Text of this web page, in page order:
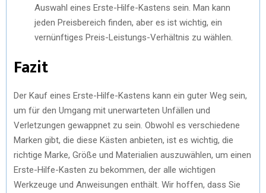
Auswahl eines Erste-Hilfe-Kastens sein. Man kann
jeden Preisbereich finden, aber es ist wichtig, ein
vernünftiges Preis-Leistungs-Verhältnis zu wählen.
Fazit
Der Kauf eines Erste-Hilfe-Kastens kann ein guter Weg sein,
um für den Umgang mit unerwarteten Unfällen und
Verletzungen gewappnet zu sein. Obwohl es verschiedene
Marken gibt, die diese Kästen anbieten, ist es wichtig, die
richtige Marke, Größe und Materialien auszuwählen, um einen
Erste-Hilfe-Kasten zu bekommen, der alle wichtigen
Werkzeuge und Anweisungen enthält. Wir hoffen, dass Sie